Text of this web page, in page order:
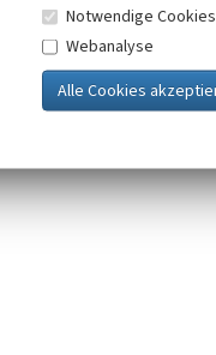
und
Notwendige Cookies
Webanalyse